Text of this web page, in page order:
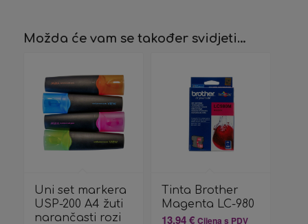
Možda će vam se također svidjeti…
Uni set markera
USP-200 A4 žuti
narančasti rozi
Tinta Brother
Magenta LC-980
13,94€ Cijena s PDV